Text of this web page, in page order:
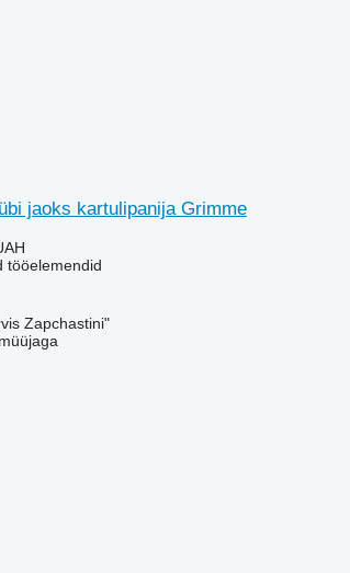
jaoks kartulipanija Grimme
tööelemendid
Zapchastini"